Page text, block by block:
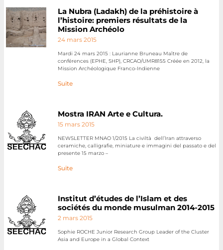
La Nubra (Ladakh) de la préhistoire à
l’histoire: premiers résultats de la
Mission Archéolo
24 mars 2015
Mardi 24 mars 2015 : Laurianne Bruneau Maître de
conférences (EPHE, SHP), CRCAO/UMR8155 Créée en 2012, la
Mission Archéologique Franco-Indienne
Suite
Mostra IRAN Arte e Cultura.
15 mars 2015
NEWSLETTER MNAO 1/2015 La civiltà dell’Iran attraverso
ceramiche, calligrafie, miniature e immagini del passato e del
presente 15 marzo –
Suite
Institut d’études de l’Islam et des
sociétés du monde musulman 2014-2015
2 mars 2015
Sophie ROCHE Junior Research Group Leader of the Cluster
Asia and Europe in a Global Context